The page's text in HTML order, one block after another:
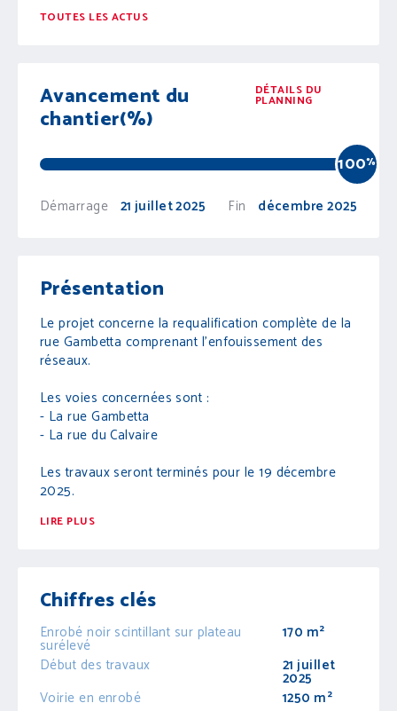
TOUTES LES ACTUS
Avancement du
chantier(%)
DÉTAILS DU
PLANNING
100%
Démarrage 21 juillet 2025 Fin décembre 2025
Présentation
Le projet concerne la requalification complète de la
rue Gambetta comprenant l'enfouissement des
réseaux.
Les voies concernées sont :
- La rue Gambetta
- La rue du Calvaire
Les travaux seront terminés pour le 19 décembre
2025.
LIRE PLUS
Chiffres clés
Enrobé noir scintillant sur plateau
surélevé
170 m²
Début des travaux
21 juillet
2025
Voirie en enrobé
1250 m²